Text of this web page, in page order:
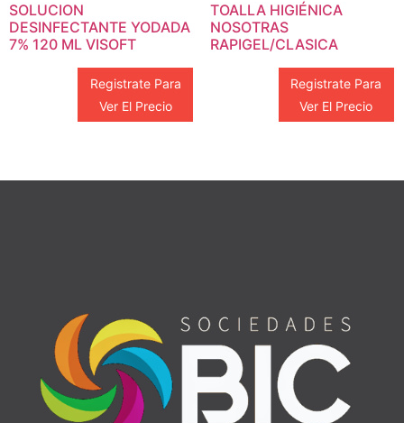
SOLUCION
DESINFECTANTE YODADA
7% 120 ML VISOFT
Registrate Para
Ver El Precio
TOALLA HIGIÉNICA
NOSOTRAS
RAPIGEL/CLASICA
Registrate Para
Ver El Precio